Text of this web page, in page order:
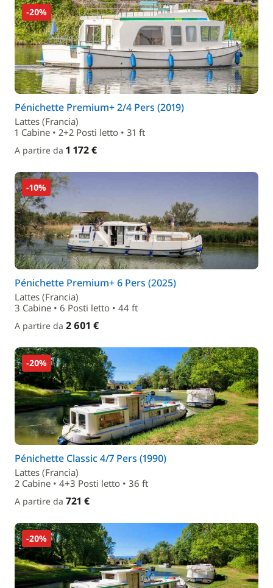
-20%
Pénichette Premium+ 2/4 Pers (2019)
Lattes (Francia)
1 Cabine • 2+2 Posti letto • 31 ft
A partire da 1 172 €
-10%
Pénichette Premium+ 6 Pers (2025)
Lattes (Francia)
3 Cabine • 6 Posti letto • 44 ft
A partire da 2 601 €
-20%
Pénichette Classic 4/7 Pers (1990)
Lattes (Francia)
2 Cabine • 4+3 Posti letto • 36 ft
A partire da 721 €
-20%